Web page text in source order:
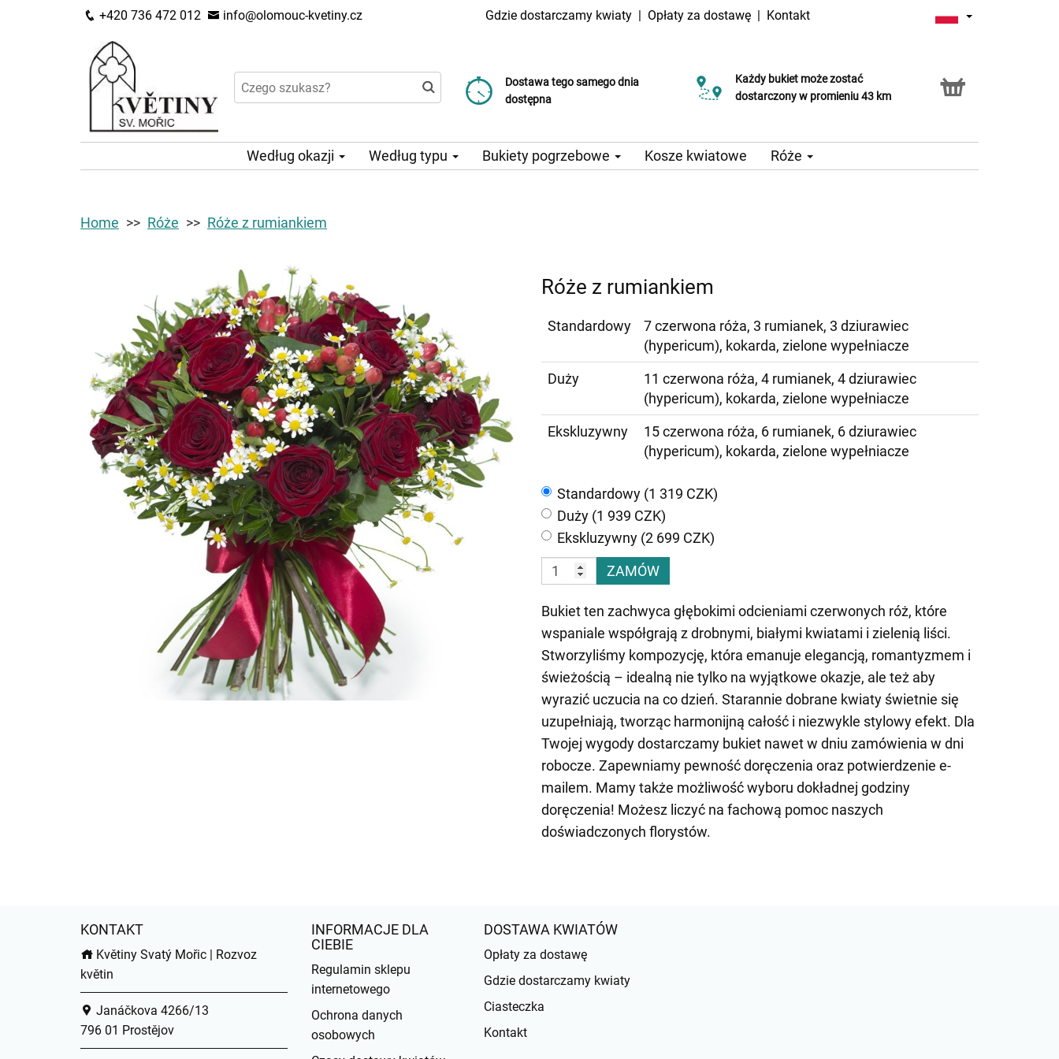
+420 736 472 012 info@olomouc-kvetiny.cz Gdzie dostarczamy kwiaty | Opłaty za dostawę | Kontakt
Dostawa tego samego dnia
dostępna
Koszt dostawy już od 99 CZK
Wybierz datę dostawy
Każdy bukiet może zostać
dostarczony w promieniu 43 km
Według okazji Według typu Bukiety pogrzebowe Kosze kwiatowe Róże
Home Róże Róże z rumiankiem
Róże z rumiankiem
Standardowy
7 czerwona róża, 3 rumianek, 3 dziurawiec
(hypericum), kokarda, zielone wypełniacze
Duży
11 czerwona róża, 4 rumianek, 4 dziurawiec
(hypericum), kokarda, zielone wypełniacze
Ekskluzywny
15 czerwona róża, 6 rumianek, 6 dziurawiec
(hypericum), kokarda, zielone wypełniacze
Standardowy (1 319 CZK)
Duży (1 939 CZK)
Ekskluzywny (2 699 CZK)
ZAMÓW
Bukiet ten zachwyca głębokimi odcieniami czerwonych róż, które
wspaniale współgrają z drobnymi, białymi kwiatami i zielenią liści.
Stworzyliśmy kompozycję, która emanuje elegancją, romantyzmem i
świeżością – idealną nie tylko na wyjątkowe okazje, ale też aby
wyrazić uczucia na co dzień. Starannie dobrane kwiaty świetnie się
uzupełniają, tworząc harmonijną całość i niezwykle stylowy efekt. Dla
Twojej wygody dostarczamy bukiet nawet w dniu zamówienia w dni
robocze. Zapewniamy pewność doręczenia oraz potwierdzenie e-
mailem. Mamy także możliwość wyboru dokładnej godziny
doręczenia! Możesz liczyć na fachową pomoc naszych
doświadczonych florystów.
KONTAKT
Květiny Svatý Mořic | Rozvoz
květin
Janáčkova 4266/13
796 01 Prostějov
INFORMACJE DLA
CIEBIE
Regulamin sklepu
internetowego
Ochrona danych
osobowych
DOSTAWA KWIATÓW
Opłaty za dostawę
Gdzie dostarczamy kwiaty
Ciasteczka
Kontakt